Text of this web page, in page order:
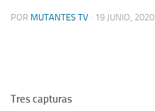
POR MUTANTES TV · 19 JUNIO, 2020
Tres capturas